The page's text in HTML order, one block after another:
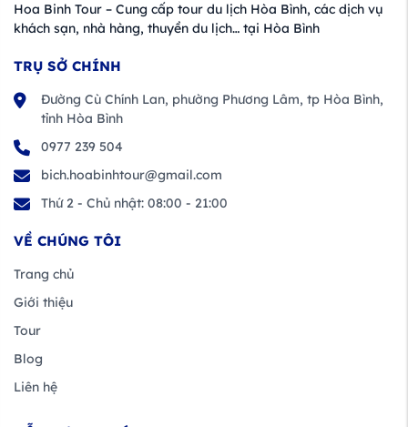
Hoa Binh Tour – Cung cấp tour du lịch Hòa Bình, các dịch vụ
khách sạn, nhà hàng, thuyền du lịch… tại Hòa Bình
TRỤ SỞ CHÍNH
Đường Cù Chính Lan, phường Phương Lâm, tp Hòa Bình,
tỉnh Hòa Bình
0977 239 504
bich.hoabinhtour@gmail.com
Thứ 2 - Chủ nhật: 08:00 - 21:00
VỀ CHÚNG TÔI
Trang chủ
Giới thiệu
Tour
Blog
Liên hệ